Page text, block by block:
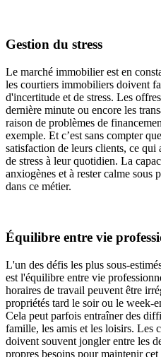
Gestion du stress
Le marché immobilier est en
les courtiers immobiliers doivent
d'incertitude et de stress. Les
dernière minute ou encore les
raison de problèmes de
exemple. Et c’est sans compter
satisfaction de leurs clients, ce qui
de stress à leur quotidien. La
anxiogènes et à rester calme sous
dans ce métier.
Équilibre entre vie
L'un des défis les plus sous-
est l'équilibre entre vie
horaires de travail peuvent être
propriétés tard le soir ou le week-
Cela peut parfois entraîner des
famille, les amis et les loisirs. Les
doivent souvent jongler entre les
propres besoins pour maintenir